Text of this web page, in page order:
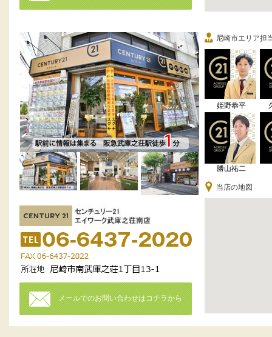
メールでのお問い合わせはコチラから
尼崎市エリア担
姫野恭平
勝山祐二
当店の地図